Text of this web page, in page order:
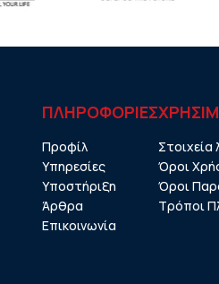
ΠΛΗΡΟΦΟΡΙΕΣ
Προφίλ
Υπηρεσίες
Υποστήριξη
Άρθρα
Επικοινωνία
Στοιχεία
Όροι
Όροι
Τρόποι